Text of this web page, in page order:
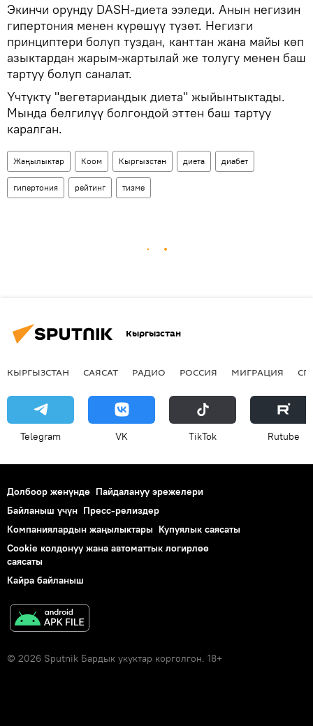
Экинчи орунду DASH-диета ээледи. Анын негизин
гипертония менен күрөшүү түзөт. Негизги
принциптери болуп туздан, канттан жана майы көп
азыктардан жарым-жартылай же толугу менен баш
тартуу болуп саналат.
Үчтүктү "вегетариандык диета" жыйынтыктады.
Мында белгилүү болгондой эттен баш тартуу
каралган.
Жаңылыктар Коом Кыргызстан диета диабет
гипертония рейтинг тизме
Кыргызстан
КЫРГЫЗСТАН САЯСАТ РАДИО РОССИЯ МИГРАЦИЯ
Telegram VK ТikТоk Rutube
Долбоор жөнүндө Пайдалануу эрежелери
Байланыш үчүн Пресс-релиздер
Компаниялардын жаңылыктары Купуялык саясаты
Cookie колдонуу жана автоматтык логирлөө
саясаты
Кайра байланыш
© 2026 Sputnik Бардык укуктар корголгон. 18+